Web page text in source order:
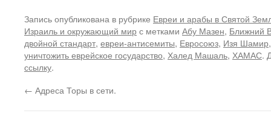
Запись опубликована в рубрике Евреи и арабы в Святой
Израиль и окружающий мирс метками Абу Мазен, Ближний
двойной стандарт, евреи-антисемиты, Евросоюз, Изя Шамир
уничтожить еврейское государство, Халед Машаль, ХАМАС.
ссылку.
← Адреса Торы в сети.